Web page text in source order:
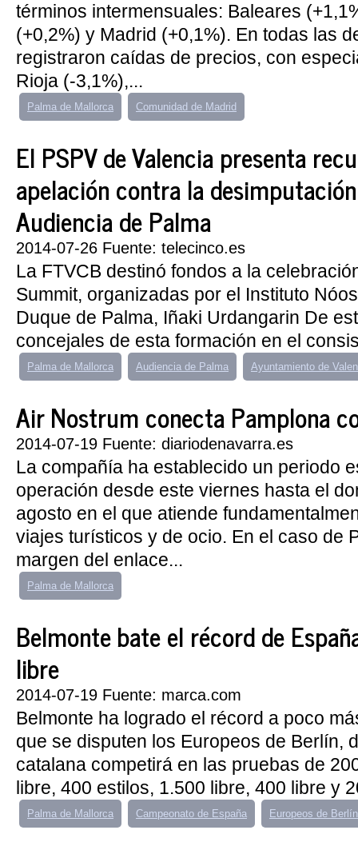
términos intermensuales: Baleares
(+0,2%) y Madrid (+0,1%). En todas las
registraron caídas de precios, con
Rioja (-3,1%),...
Palma de Mallorca Comunidad de Madrid
El PSPV de Valencia presenta
apelación contra la
Audiencia de Palma
2014-07-26 Fuente: telecinco.es
La FTVCB destinó fondos a la
Summit, organizadas por el Instituto
Duque de Palma, Iñaki Urdangarin De
concejales de esta formación en el
Palma de Mallorca Audiencia de Palma Ayuntamiento de
Air Nostrum conecta Pamplona
2014-07-19 Fuente: diariodenavarra.es
La compañía ha establecido un periodo
operación desde este viernes hasta el
agosto en el que atiende
viajes turísticos y de ocio. En el caso de
margen del enlace...
Palma de Mallorca
Belmonte bate el récord de
libre
2014-07-19 Fuente: marca.com
Belmonte ha logrado el récord a poco
que se disputen los Europeos de Berlín,
catalana competirá en las pruebas de
libre, 400 estilos, 1.500 libre, 400 libre y
Palma de Mallorca Campeonato de España Europeos de Berlín